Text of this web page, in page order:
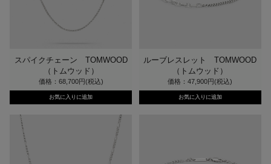
スパイクチェーン TOMWOOD
（トムウッド）
価格：68,700円(税込)
ルーブレスレット TOMWOOD
（トムウッド）
価格：47,900円(税込)